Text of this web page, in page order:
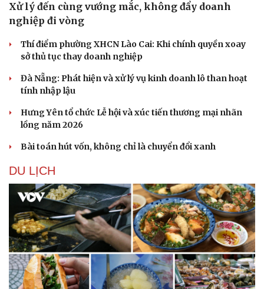
Xử lý đến cùng vướng mắc, không đẩy doanh
nghiệp đi vòng
Thí điểm phường XHCN Lào Cai: Khi chính quyền xoay
sở thủ tục thay doanh nghiệp
Đà Nẵng: Phát hiện và xử lý vụ kinh doanh lô than hoạt
tính nhập lậu
Hưng Yên tổ chức Lễ hội và xúc tiến thương mại nhãn
lồng năm 2026
Bài toán hút vốn, không chỉ là chuyển đổi xanh
DU LỊCH